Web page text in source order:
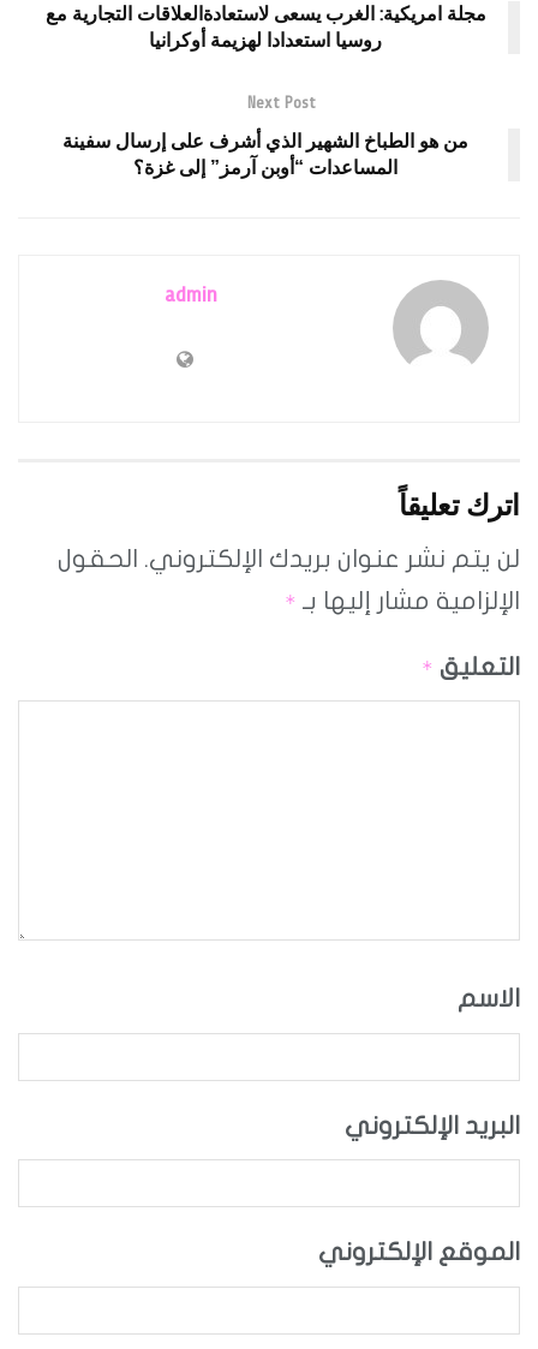
مجلة امريكية: الغرب يسعى لاستعادةالعلاقات التجارية مع
روسيا استعدادا لهزيمة أوكرانيا
Next Post
من هو الطباخ الشهير الذي أشرف على إرسال سفينة
المساعدات “أوبن آرمز” إلى غزة؟
admin
اترك تعليقاً
لن يتم نشر عنوان بريدك الإلكتروني. الحقول
الإلزامية مشار إليها بـ *
التعليق *
الاسم
البريد الإلكتروني
الموقع الإلكتروني